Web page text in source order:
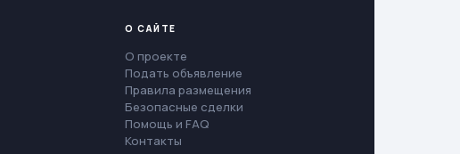
О САЙТЕ
О проекте
Подать объявление
Правила размещения
Безопасные сделки
Помощь и FAQ
Контакты